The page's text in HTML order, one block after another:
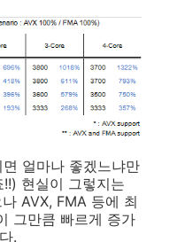
얼마나 좋겠느냐만
현실이 그렇지는
AVX, FMA 등에 최
그만큼 빠르게 증가
.